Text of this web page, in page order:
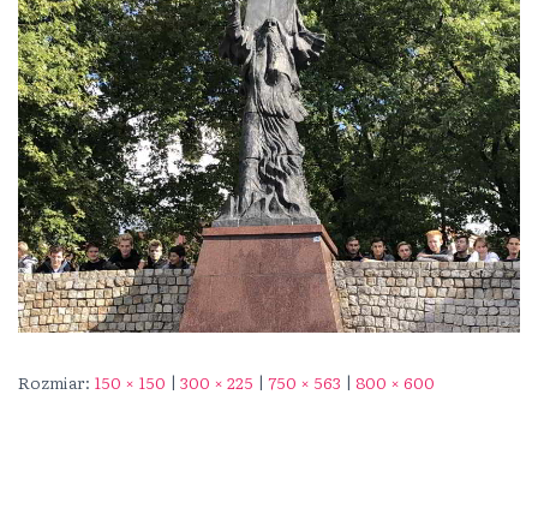
Rozmiar: 150 × 150 | 300 × 225 | 750 × 563 | 800 × 600